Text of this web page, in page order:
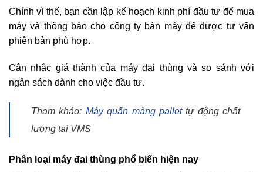
Chính vì thế, bạn cần lập kế hoạch kinh phí đầu tư để mua
máy và thông báo cho công ty bán máy để được tư vấn
phiên bản phù hợp.
Cân nhắc giá thành của máy đai thùng và so sánh với
ngân sách dành cho việc đầu tư.
Tham khảo: Máy quấn màng pallettự động chất
lượng tại VMS
Phân loại máy đai thùng phổ biến hiện nay